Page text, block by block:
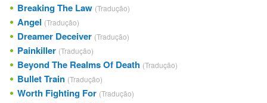
Breaking The Law (Tradução)
Angel (Tradução)
Dreamer Deceiver (Tradução)
Painkiller (Tradução)
Beyond The Realms Of Death (Tradução)
Bullet Train (Tradução)
Worth Fighting For (Tradução)